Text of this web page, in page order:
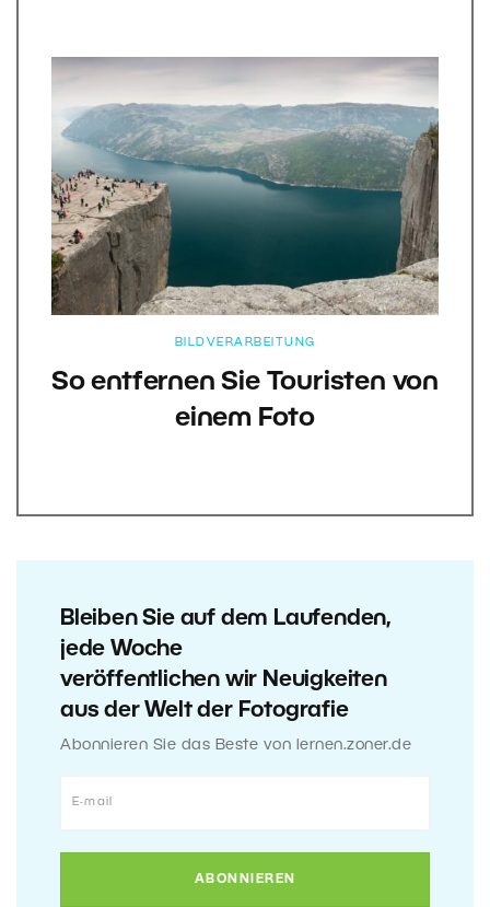
BILDVERARBEITUNG
So entfernen Sie Touristen von
einem Foto
Bleiben Sie auf dem Laufenden,
jede Woche
veröffentlichen wir Neuigkeiten
aus der Welt der Fotografie
Abonnieren Sie das Beste von lernen.zoner.de